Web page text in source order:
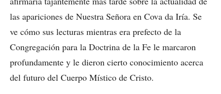
las apariciones de Nuestra Señora en Cova da Iría. Se
ve cómo sus lecturas mientras era prefecto de la
Congregación para la Doctrina de la Fe le marcaron
profundamente y le dieron cierto conocimiento acerca
del futuro del Cuerpo Místico de Cristo.